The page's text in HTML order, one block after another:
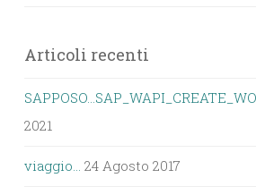
Articoli recenti
2021
viaggio… 24 Agosto 2017